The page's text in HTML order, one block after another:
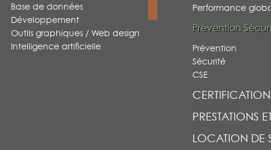
Base de données
Développement
Outils graphiques / Web design
Intelligence artificielle
Performance
Prévention
Prévention
Sécurité
CSE
PRESTATIONS
LOCATION DE